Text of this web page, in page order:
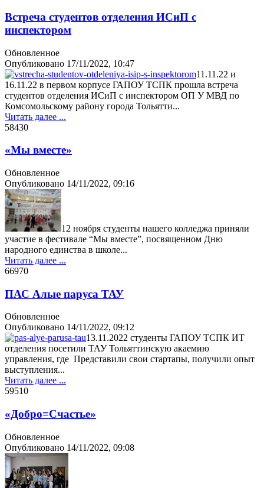
Встреча студентов отделения ИСиП с
инспектором
Обновленное
Опубликовано 17/11/2022, 10:47
11.11.22 и
16.11.22 в первом корпусе ГАПОУ ТСПК прошла встреча
студентов отделения ИСиП с инспектором ОП У МВД по
Комсомольскому району города Тольятти...
Читать далее ...
58430
«Мы вместе»
Обновленное
Опубликовано 14/11/2022, 09:16
12 ноября студенты нашего колледжа приняли
участие в фестивале “Мы вместе”, посвященном Дню
народного единства в школе...
Читать далее ...
66970
ПАС Алые паруса ТАУ
Обновленное
Опубликовано 14/11/2022, 09:12
13.11.2022 студенты ГАПОУ ТСПК ИТ
отделения посетили ТАУ Тольяттинскую акаемию
управления, где Представили свои стартапы, получили опыт
выступления...
Читать далее ...
59510
«Добро=Счастье»
Обновленное
Опубликовано 14/11/2022, 09:08